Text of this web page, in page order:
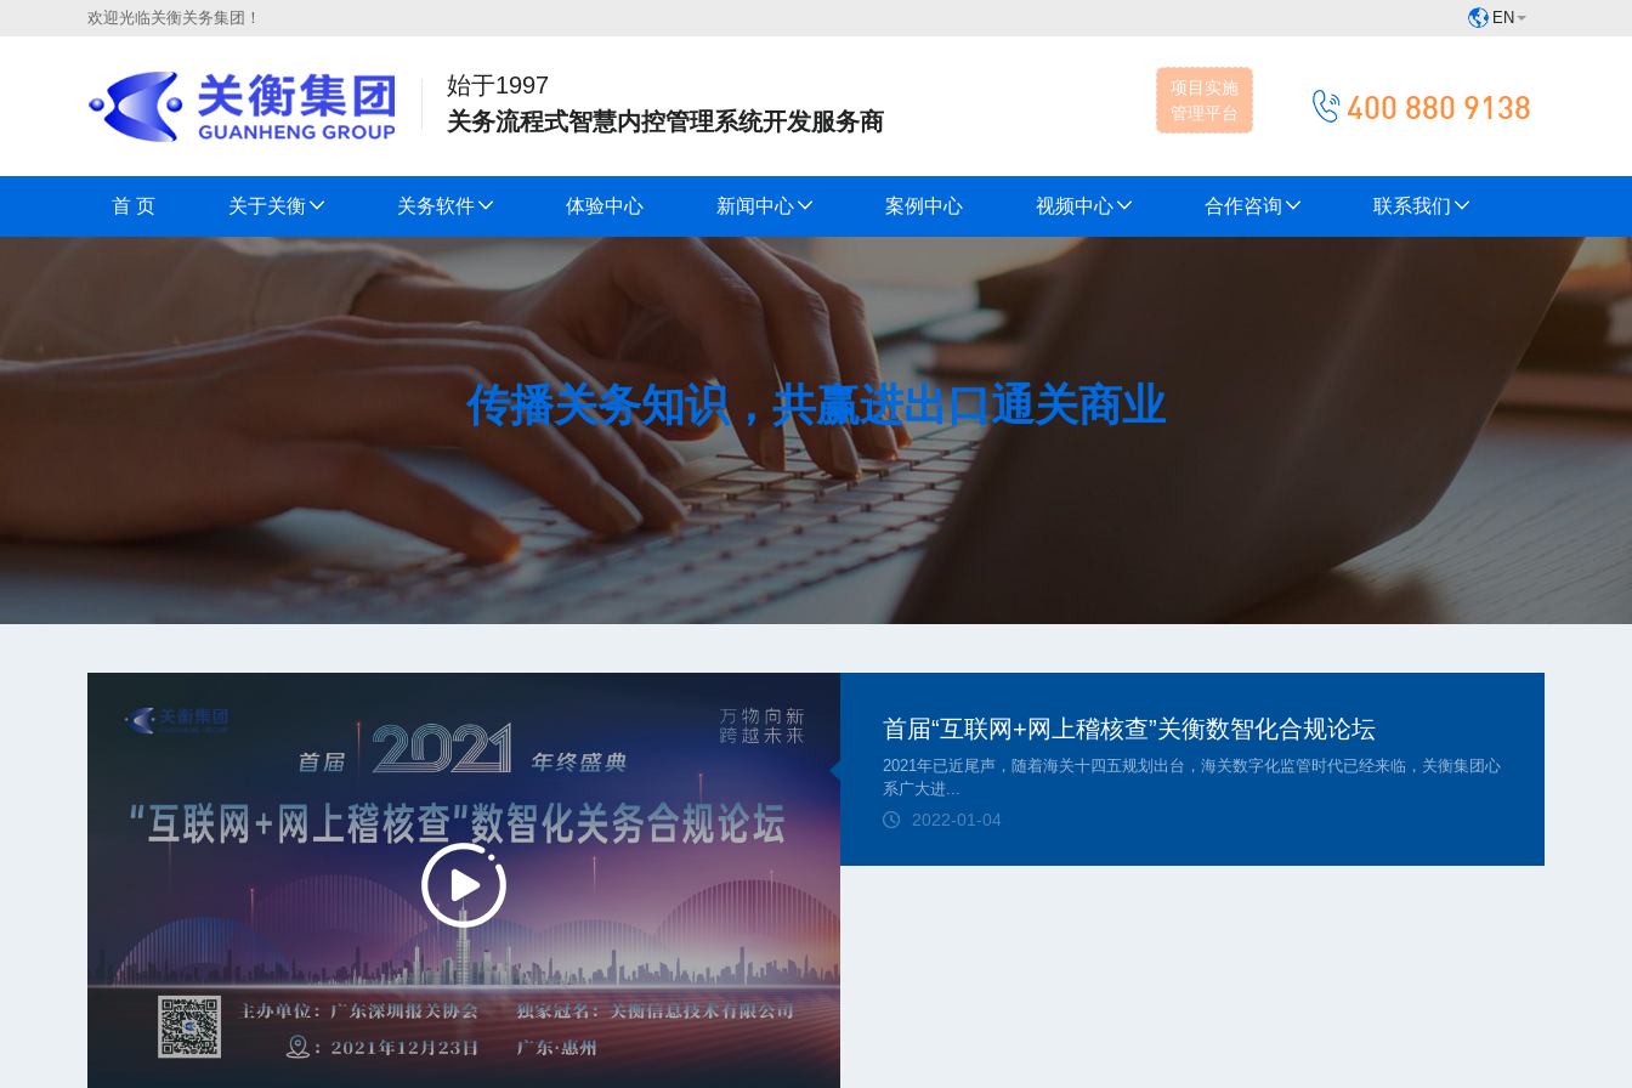
欢迎光临关衡关务集团！ EN
始于1997
关务流程式智慧内控管理系统开发服务商
项目实施
管理平台
400 880 9138
首 页 关于关衡 关务软件 体验中心 新闻中心 案例中心 视频中心 合作咨询 联系我们
传播关务知识，共赢进出口通关商业
首届“互联网+网上稽核查”关衡数智化合规论坛
2021年已近尾声，随着海关十四五规划出台，海关数字化监管时代已经来临，关衡集团心
系广大进...
2022-01-04